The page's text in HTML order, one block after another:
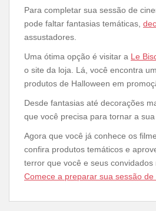
Para completar sua sessão de
pode faltar fantasias temáticas,
assustadores.
Uma ótima opção é visitar a Le
o site da loja. Lá, você encontra
produtos de Halloween em
Desde fantasias até decorações
que você precisa para tornar a
Agora que você já conhece os
confira produtos temáticos e
terror que você e seus convidados
Comece a preparar sua sessão